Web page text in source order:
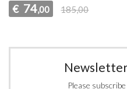
€ 74,00 185,00
Please